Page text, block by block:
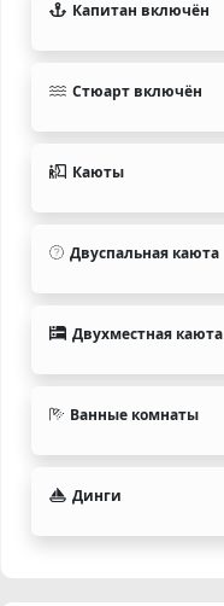
Капитан включён
Стюарт включён
Каюты
Двуспальная каюта
Двухместная каюта
Ванные комнаты
Динги